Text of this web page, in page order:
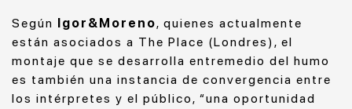
Según Igor&Moreno, quienes actualmente
están asociados a The Place (Londres), el
montaje que se desarrolla entremedio del humo
es también una instancia de convergencia entre
los intérpretes y el público, “una oportunidad